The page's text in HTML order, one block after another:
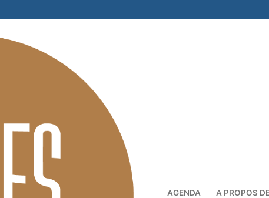
AGENDA A PROPOS